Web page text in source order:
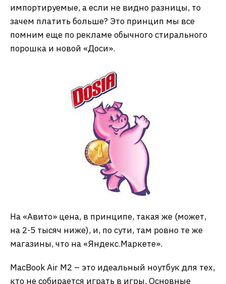
импортируемые, а если не видно разницы, то
зачем платить больше? Это принцип мы все
помним еще по рекламе обычного стирального
порошка и новой «Доси».
На «Авито» цена, в принципе, такая же (может,
на 2-5 тысяч ниже), и, по сути, там ровно те же
магазины, что на «Яндекс.Маркете».
MacBook Air M2 – это идеальный ноутбук для тех,
кто не собирается играть в игры. Основные